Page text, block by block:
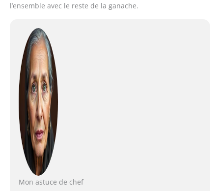
l’ensemble avec le reste de la ganache.
Mon astuce de chef